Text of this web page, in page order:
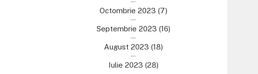
Octombrie 2023 (7)
Septembrie 2023 (16)
August 2023 (18)
Iulie 2023 (28)